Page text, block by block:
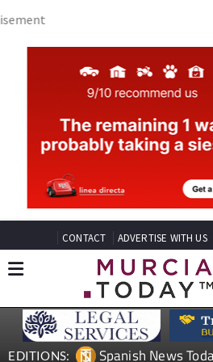
CONTACT ADVERTISE WITH US
EDITIONS: Spanish News
Andalucia